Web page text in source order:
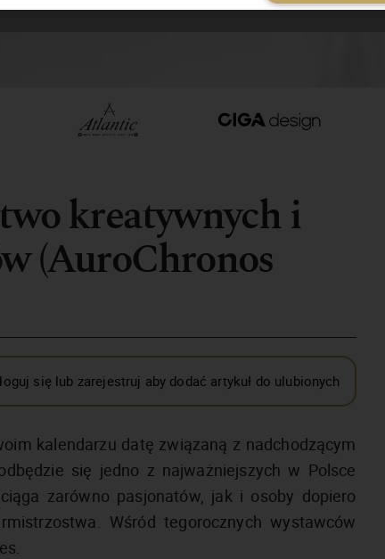
kreatywnych i
(AuroChronos
się lub zarejestruj aby dodać artykuł do ulubionych
kalendarzu datę związaną z nadchodzącym
się jedno z najważniejszych w Polsce
zarówno pasjonatów, jak i osoby dopiero
Wśród tegorocznych wystawców